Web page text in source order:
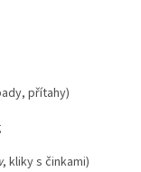
přítahy)
, kliky s činkami)